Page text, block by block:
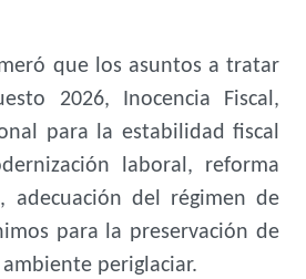
que los asuntos a tratar
2026, Inocencia Fiscal,
para la estabilidad fiscal
laboral, reforma
adecuación del régimen de
para la preservación de
periglaciar.